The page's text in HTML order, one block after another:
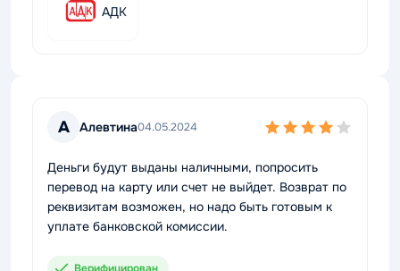
АДК
А Алевтина04.05.2024
Деньги будут выданы наличными, попросить
перевод на карту или счет не выйдет. Возврат по
реквизитам возможен, но надо быть готовым к
уплате банковской комиссии.